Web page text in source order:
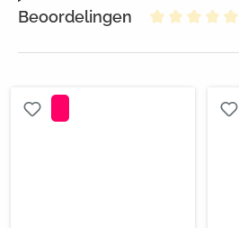
Beoordelingen